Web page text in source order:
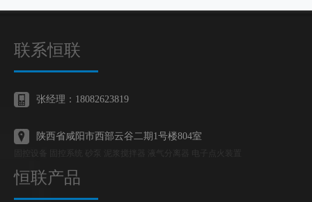
联系恒联
张经理：18082623819
陕西省咸阳市西部云谷二期1号楼804室
恒联产品